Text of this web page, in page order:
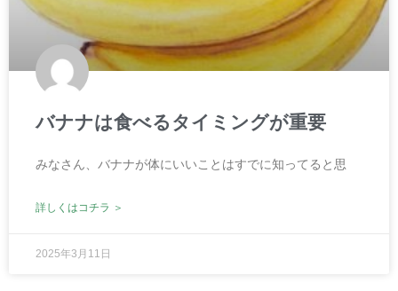
バナナは食べるタイミングが重要
みなさん、バナナが体にいいことはすでに知ってると思
詳しくはコチラ ＞
2025年3月11日